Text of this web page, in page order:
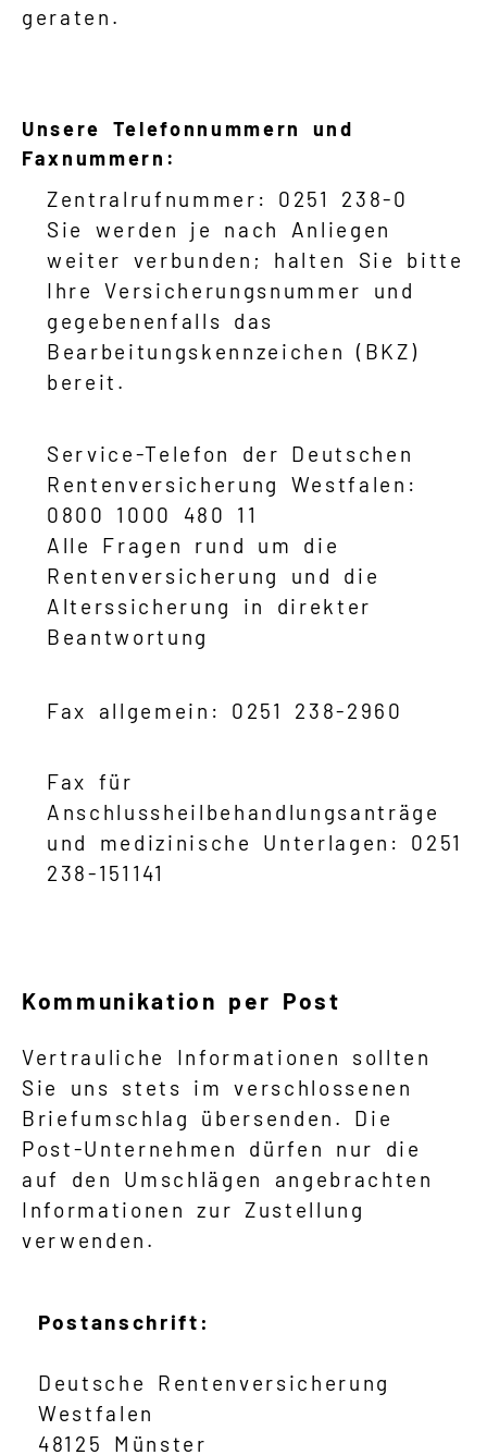
geraten.
Unsere Telefonnummern und
Faxnummern:
Zentralrufnummer: 0251 238-0
Sie werden je nach Anliegen
weiter verbunden; halten Sie bitte
Ihre Versicherungsnummer und
gegebenenfalls das
Bearbeitungskennzeichen (BKZ)
bereit.
Service-Telefon der Deutschen
Rentenversicherung Westfalen:
0800 1000 480 11
Alle Fragen rund um die
Rentenversicherung und die
Alterssicherung in direkter
Beantwortung
Fax allgemein: 0251 238-2960
Fax für
Anschlussheilbehandlungsanträge
und medizinische Unterlagen: 0251
238-151141
Kommunikation per Post
Vertrauliche Informationen sollten
Sie uns stets im verschlossenen
Briefumschlag übersenden. Die
Post-Unternehmen dürfen nur die
auf den Umschlägen angebrachten
Informationen zur Zustellung
verwenden.
Postanschrift:
Deutsche Rentenversicherung
Westfalen
48125 Münster